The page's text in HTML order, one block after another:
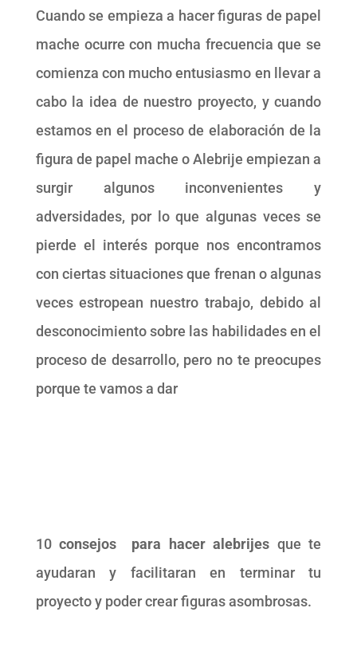
Cuando se empieza a hacer figuras de papel
mache ocurre con mucha frecuencia que se
comienza con mucho entusiasmo en llevar a
cabo la idea de nuestro proyecto, y cuando
estamos en el proceso de elaboración de la
figura de papel mache o Alebrije empiezan a
surgir algunos inconvenientes y
adversidades, por lo que algunas veces se
pierde el interés porque nos encontramos
con ciertas situaciones que frenan o algunas
veces estropean nuestro trabajo, debido al
desconocimiento sobre las habilidades en el
proceso de desarrollo, pero no te preocupes
porque te vamos a dar
10consejos para hacer alebrijes que te
ayudaran y facilitaran en terminar tu
proyecto y poder crear figuras asombrosas.